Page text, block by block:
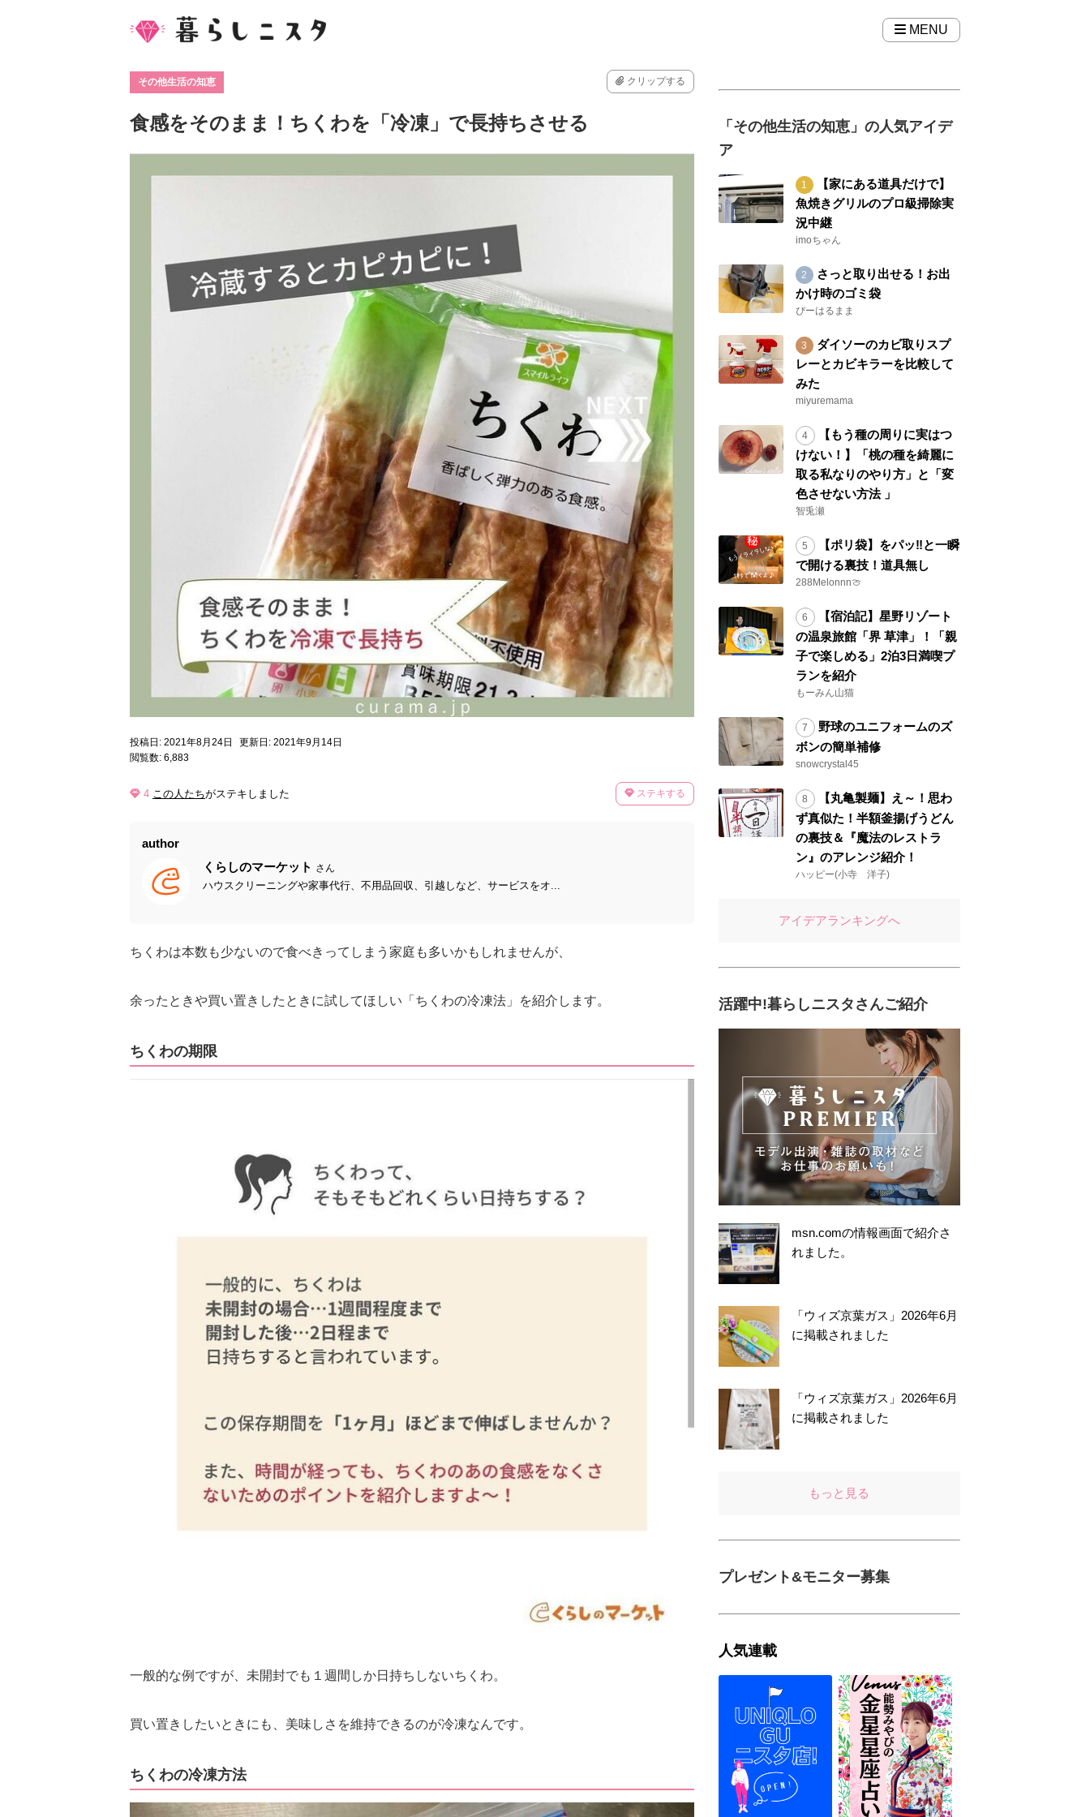
MENU
その他生活の知恵 クリップする
食感をそのまま！ちくわを「冷凍」で長持ちさせる
投稿日: 2021年8月24日
更新日: 2021年9月14日
閲覧数: 6,883
4 この人たちがステキしました ステキする
author
くらしのマーケット さん
ハウスクリーニングや家事代行、不用品回収、引越しなど、サービスをオ...
ちくわは本数も少ないので食べきってしまう家庭も多いかもしれませんが、
余ったときや買い置きしたときに試してほしい「ちくわの冷凍法」を紹介します。
ちくわの期限
一般的な例ですが、未開封でも１週間しか日持ちしないちくわ。
買い置きしたいときにも、美味しさを維持できるのが冷凍なんです。
ちくわの冷凍方法
「その他生活の知恵」の人気アイデ
ア
【家にある道具だけで】
魚焼きグリルのプロ級掃除実
況中継
imoちゃん
さっと取り出せる！お出
かけ時のゴミ袋
ぴーはるまま
ダイソーのカビ取りスプ
レーとカビキラーを比較して
みた
miyuremama
【もう種の周りに実はつ
けない！】「桃の種を綺麗に
取る私なりのやり方」と「変
色させない方法 」
智兎瀬
【ポリ袋】をパッ‼と一瞬
で開ける裏技！道具無し
288Melonnn🍈
【宿泊記】星野リゾート
の温泉旅館「界 草津」！「親
子で楽しめる」2泊3日満喫プ
ランを紹介
もーみん山猫
野球のユニフォームのズ
ボンの簡単補修
snowcrystal45
【丸亀製麺】え～！思わ
ず真似た！半額釜揚げうどん
の裏技＆『魔法のレストラ
ン』のアレンジ紹介！
ハッピー(小寺 洋子)
アイデアランキングへ
活躍中!暮らしニスタさんご紹介
msn.comの情報画面で紹介さ
れました。
「ウィズ京葉ガス」2026年6月
に掲載されました
「ウィズ京葉ガス」2026年6月
に掲載されました
もっと見る
プレゼント&モニター募集
人気連載